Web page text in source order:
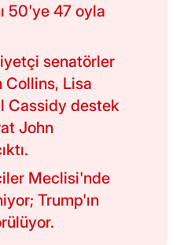
50'ye 47 oyla
senatörler
Collins, Lisa
Cassidy destek
John
Meclisi'nde
Trump'ın